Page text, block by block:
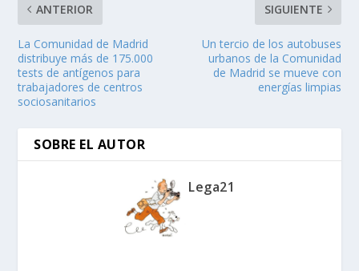
ANTERIOR
La Comunidad de Madrid
distribuye más de 175.000
tests de antígenos para
trabajadores de centros
sociosanitarios
SIGUIENTE
Un tercio de los autobuses
urbanos de la Comunidad
de Madrid se mueve con
energías limpias
SOBRE EL AUTOR
Lega21